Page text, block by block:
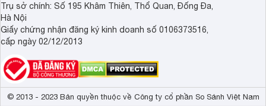
Trụ sở chính: Số 195 Khâm Thiên, Thổ Quan, Đống Đa,
Hà Nội
Giấy chứng nhận đăng ký kinh doanh số 0106373516,
cấp ngày 02/12/2013
© 2013 - 2023 Bản quyền thuộc về Công ty cổ phần So Sánh Việt Nam